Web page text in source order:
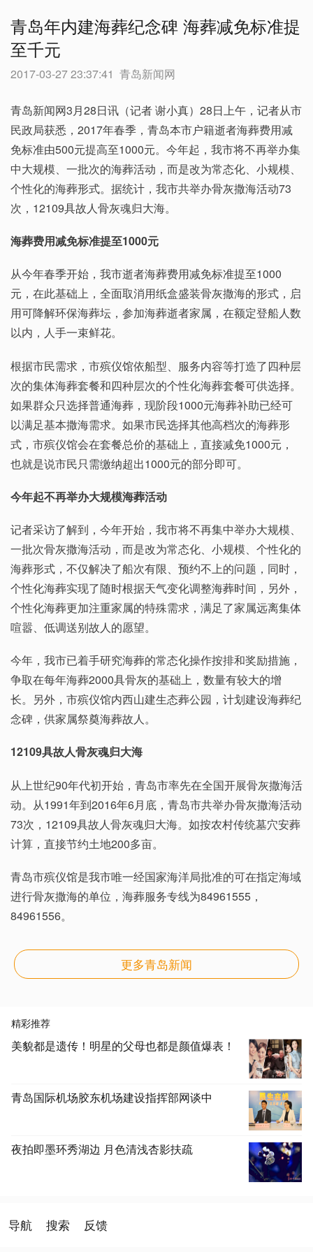
青岛年内建海葬纪念碑 海葬减免标准提
至千元
2017-03-27 23:37:41 青岛新闻网
青岛新闻网3月28日讯（记者 谢小真）28日上午，记者从市
民政局获悉，2017年春季，青岛本市户籍逝者海葬费用减
免标准由500元提高至1000元。今年起，我市将不再举办集
中大规模、一批次的海葬活动，而是改为常态化、小规模、
个性化的海葬形式。据统计，我市共举办骨灰撒海活动73
次，12109具故人骨灰魂归大海。
海葬费用减免标准提至1000元
从今年春季开始，我市逝者海葬费用减免标准提至1000
元，在此基础上，全面取消用纸盒盛装骨灰撒海的形式，启
用可降解环保海葬坛，参加海葬逝者家属，在额定登船人数
以内，人手一束鲜花。
根据市民需求，市殡仪馆依船型、服务内容等打造了四种层
次的集体海葬套餐和四种层次的个性化海葬套餐可供选择。
如果群众只选择普通海葬，现阶段1000元海葬补助已经可
以满足基本撒海需求。如果市民选择其他高档次的海葬形
式，市殡仪馆会在套餐总价的基础上，直接减免1000元，
也就是说市民只需缴纳超出1000元的部分即可。
今年起不再举办大规模海葬活动
记者采访了解到，今年开始，我市将不再集中举办大规模、
一批次骨灰撒海活动，而是改为常态化、小规模、个性化的
海葬形式，不仅解决了船次有限、预约不上的问题，同时，
个性化海葬实现了随时根据天气变化调整海葬时间，另外，
个性化海葬更加注重家属的特殊需求，满足了家属远离集体
喧嚣、低调送别故人的愿望。
今年，我市已着手研究海葬的常态化操作按排和奖励措施，
争取在每年海葬2000具骨灰的基础上，数量有较大的增
长。另外，市殡仪馆内西山建生态葬公园，计划建设海葬纪
念碑，供家属祭奠海葬故人。
12109具故人骨灰魂归大海
从上世纪90年代初开始，青岛市率先在全国开展骨灰撒海活
动。从1991年到2016年6月底，青岛市共举办骨灰撒海活动
73次，12109具故人骨灰魂归大海。如按农村传统墓穴安葬
计算，直接节约土地200多亩。
青岛市殡仪馆是我市唯一经国家海洋局批准的可在指定海域
进行骨灰撒海的单位，海葬服务专线为84961555，
84961556。
更多青岛新闻
精彩推荐
美貌都是遗传！明星的父母也都是颜值爆表！
青岛国际机场胶东机场建设指挥部网谈中
夜拍即墨环秀湖边 月色清浅杏影扶疏
导航 搜索 反馈